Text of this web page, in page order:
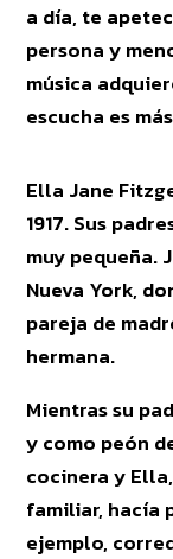
a día, te
persona y
música
escucha es
Ella Jane
1917. Sus
muy pequeña.
Nueva York,
pareja de
hermana.
Mientras su
y como peón
cocinera y
familiar, hacía
ejemplo,